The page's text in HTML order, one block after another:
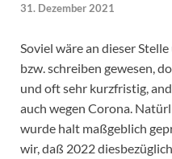
31. Dezember 2021
Soviel wäre an dieser
bzw. schreiben gewesen,
und oft sehr kurzfristig,
auch wegen Corona.
wurde halt maßgeblich
wir, daß 2022